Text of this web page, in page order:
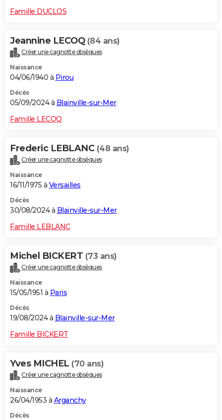
Famille DUCLOS
Jeannine LECOQ (84 ans)
Créer une cagnotte obsèques
Naissance
04/06/1940 à Pirou
Décès
05/09/2024 à Blainville-sur-Mer
Famille LECOQ
Frederic LEBLANC (48 ans)
Créer une cagnotte obsèques
Naissance
16/11/1975 à Versailles
Décès
30/08/2024 à Blainville-sur-Mer
Famille LEBLANC
Michel BICKERT (73 ans)
Créer une cagnotte obsèques
Naissance
15/05/1951 à Paris
Décès
19/08/2024 à Blainville-sur-Mer
Famille BICKERT
Yves MICHEL (70 ans)
Créer une cagnotte obsèques
Naissance
26/04/1953 à Arganchy
Décès